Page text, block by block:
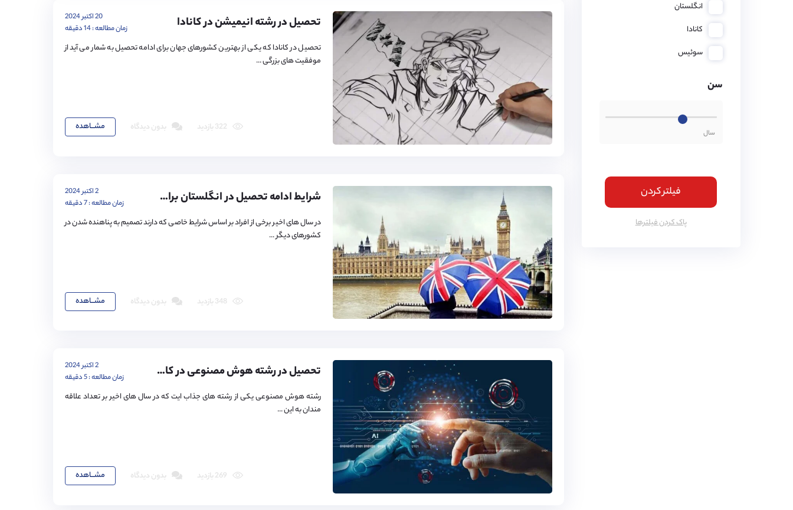
تحصیل در رشته انیمیشن در کانادا
20 اکتبر 2024
زمان مطالعه : 14 دقیقه
تحصیل در کانادا که یکی از بهترین کشورهای جهان برای ادامه تحصیل به شمار می آید از
موفقیت های بزرگی ...
مشـــاهده بدون دیدگاه
شرایط ادامه تحصیل در انگلستان برای پناهندگان
2 اکتبر 2024
زمان مطالعه : 7 دقیقه
در سال های اخیر برخی از افراد بر اساس شرایط خاصی که دارند تصمیم به پناهنده شدن در
کشورهای دیگر ...
مشـــاهده بدون دیدگاه
تحصیل در رشته هوش مصنوعی در کانادا
2 اکتبر 2024
زمان مطالعه : 5 دقیقه
رشته هوش مصنوعی یکی از رشته های جذاب ایت که در سال های اخیر بر تعداد علاقه
مندان به این ...
مشـــاهده بدون دیدگاه
انگلستان
کانادا
سوئیس
سن
فیلتر کردن
پاک کردن فیلتر‌ها